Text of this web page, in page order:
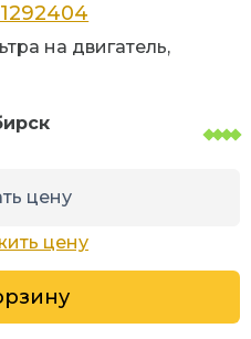
на двигатель,
цену
цену